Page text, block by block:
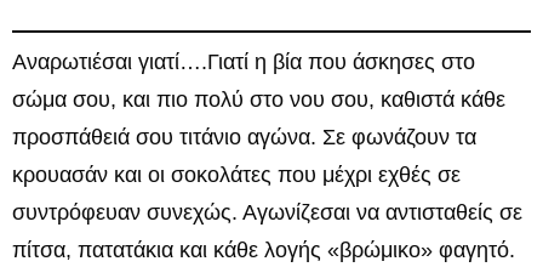
Αναρωτιέσαι γιατί….Γιατί η βία που άσκησες στο
σώμα σου, και πιο πολύ στο νου σου, καθιστά κάθε
προσπάθειά σου τιτάνιο αγώνα. Σε φωνάζουν τα
κρουασάν και οι σοκολάτες που μέχρι εχθές σε
συντρόφευαν συνεχώς. Αγωνίζεσαι να αντισταθείς σε
πίτσα, πατατάκια και κάθε λογής «βρώμικο» φαγητό.